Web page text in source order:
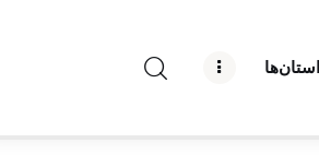
استان‌ها
درباره راه‌ نو نیوز